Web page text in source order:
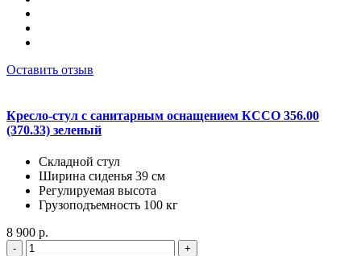
Оставить отзыв
Кресло-стул с санитарным оснащением КССО 356.00
(370.33) зеленый
Складной стул
Ширина сиденья 39 см
Регулируемая высота
Грузоподъемность 100 кг
8 900 р.
- +